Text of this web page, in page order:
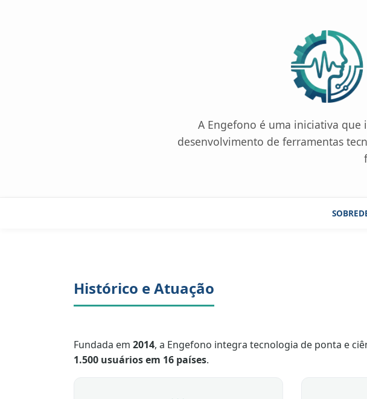
A Engefono é uma iniciativa que
desenvolvimento de ferramentas
SOBRE
Histórico e Atuação
Fundada em 2014, a Engefono integra tecnologia de ponta e
1.500 usuários em 16 países.